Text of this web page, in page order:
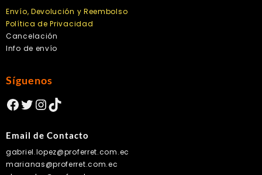
Envío, Devolución y Reembolso
Política de Privacidad
Cancelación
Info de envío
Síguenos
Facebook
Twitter
Instagram
TikTok
Email de Contacto
gabriel.lopez@proferret.com.ec
marianas@proferret.com.ec